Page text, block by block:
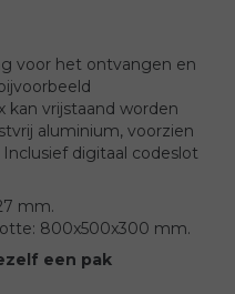
voor het ontvangen en
kan vrijstaand worden
aluminium, voorzien
digitaal codeslot
mm.
800x500x300 mm.
een pak